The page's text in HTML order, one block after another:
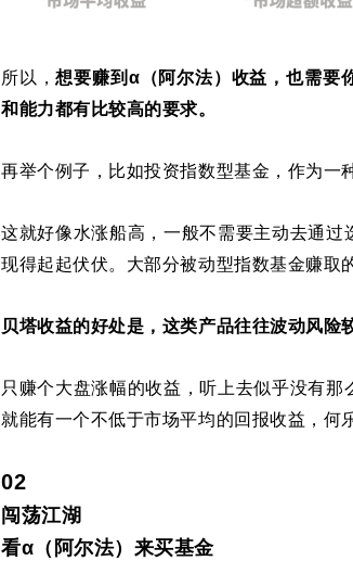
所以，想要赚到 α（阿尔法）收益 ，也需要
和能力都有比较高的要求。
再举个例子，比如投资指数型基金，作为一
这就好像水涨船高，一般不需要主动去通
现得起起伏伏。大部分被动型指数基金赚取
贝塔收益的好处是，这类产品往往波动风险
只赚个大盘涨幅的收益，听上去似乎没有那
就能有一个不低于市场平均的回报收益，何
02
闯荡江湖
看α（阿尔法）来买基金